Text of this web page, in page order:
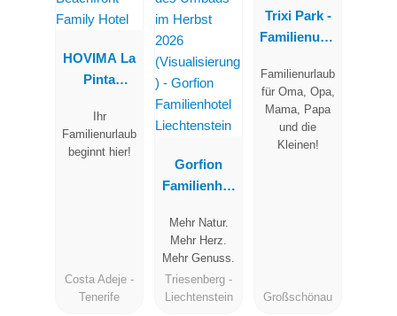
HOVIMA La
Pinta
Family Hotel
Ihr
Familienurlaub
beginnt hier!
Costa Adeje -
Tenerife
Gorfion
Familienhot
Liechtenstei
n
Mehr Natur.
Mehr Herz.
Mehr Genuss.
Triesenberg -
Liechtenstein
Trixi Park -
Familienurla
Zittauer
Gebirge
Familienurlaub
für Oma, Opa,
Mama, Papa
und die
Kleinen!
Großschönau